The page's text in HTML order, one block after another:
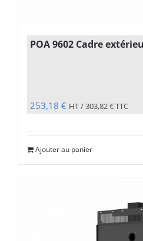
POA 9602 Cadre
253,18 € HT /303,82€TTC
Ajouter au panier